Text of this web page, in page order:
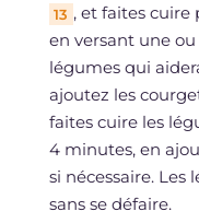
13 , et faites
en versant une
légumes qui
ajoutez les
faites cuire les
4 minutes, en
si nécessaire.
sans se défaire.